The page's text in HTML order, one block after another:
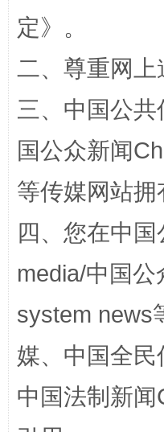
站台名比不上
漫山遍野的桃花与雪山
定》。
二、尊重网
三、中国公
国公众新闻
等传媒网站
四、您在中
media/中国
system news
媒、中国全
中国法制新